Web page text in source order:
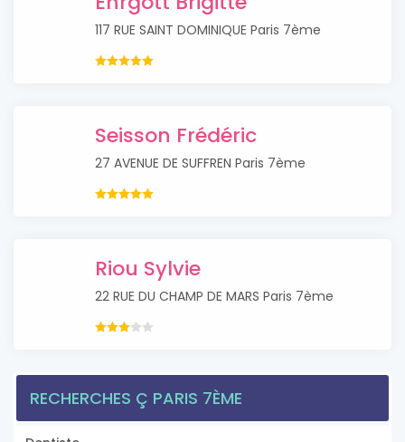
117 RUE SAINT DOMINIQUE Paris 7ème
Seisson Frédéric
27 AVENUE DE SUFFREN Paris 7ème
Riou Sylvie
22 RUE DU CHAMP DE MARS Paris 7ème
RECHERCHES Ç PARIS 7ÈME